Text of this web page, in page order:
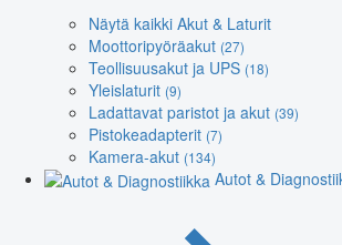
Näytä kaikki Akut & Laturit
Moottoripyöräakut (27)
Teollisuusakut ja UPS (18)
Yleislaturit (9)
Ladattavat paristot ja akut (39)
Pistokeadapterit (7)
Kamera-akut (134)
Autot &